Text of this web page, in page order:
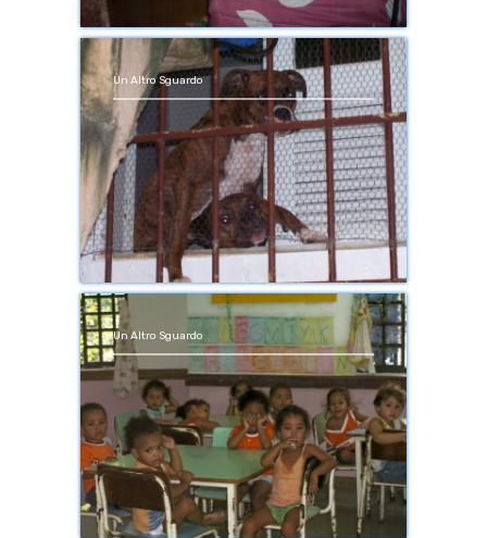
Un Altro Sguardo
Un Altro Sguardo